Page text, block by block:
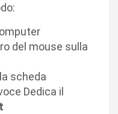
del mouse sulla
scheda
Dedica il